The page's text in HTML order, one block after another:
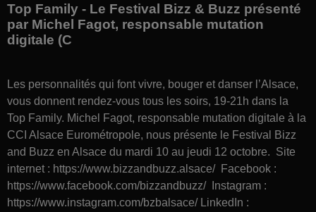
Top Family - Le Festival Bizz & Buzz présenté
par Michel Fagot, responsable mutation
digitale (C
Les personnalités qui font vivre, bouger et danser l’Alsace,
vous donnent rendez-vous tous les soirs, 19-21h dans la
Top Family. Michel Fagot, responsable mutation digitale à la
CCI Alsace Eurométropole, nous présente le Festival Bizz
and Buzz en Alsace du mardi 10 au jeudi 12 octobre. Site
internet : https://www.bizzandbuzz.alsace/ Facebook :
https://www.facebook.com/bizzandbuzz/ Instagram :
https://www.instagram.com/bzbalsace/ LinkedIn :